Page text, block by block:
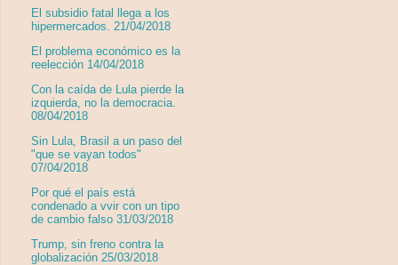
El subsidio fatal llega a los
hipermercados. 21/04/2018
El problema económico es la
reelección 14/04/2018
Con la caída de Lula pierde la
izquierda, no la democracia.
08/04/2018
Sin Lula, Brasil a un paso del
"que se vayan todos"
07/04/2018
Por qué el país está
condenado a vvir con un tipo
de cambio falso 31/03/2018
Trump, sin freno contra la
globalización 25/03/2018